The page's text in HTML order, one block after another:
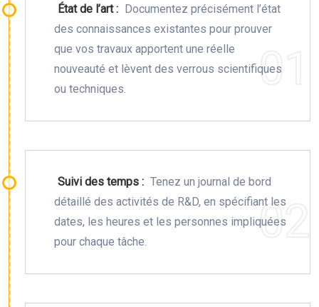
État de l’art : Documentez précisément l’état
des connaissances existantes pour prouver
que vos travaux apportent une réelle
nouveauté et lèvent des verrous scientifiques
ou techniques.
Suivi des temps : Tenez un journal de bord
détaillé des activités de R&D, en spécifiant les
dates, les heures et les personnes impliquées
pour chaque tâche.